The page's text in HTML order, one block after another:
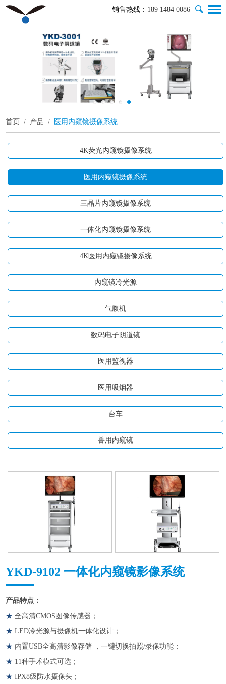
销售热线： 189 1484 0086
首页 / 产品 / 医用内窥镜摄像系统
4K荧光内窥镜摄像系统
医用内窥镜摄像系统
三晶片内窥镜摄像系统
一体化内窥镜摄像系统
4K医用内窥镜摄像系统
内窥镜冷光源
气腹机
数码电子阴道镜
医用监视器
医用吸烟器
台车
兽用内窥镜
YKD-9102 一体化内窥镜影像系统
产品特点：
★全高清CMOS图像传感器；
★LED冷光源与摄像机一体化设计；
★ 内置USB全高清影像存储 ，一键切换拍照/录像功能；
★ 11种手术模式可选；
★IPX8级防水摄像头；